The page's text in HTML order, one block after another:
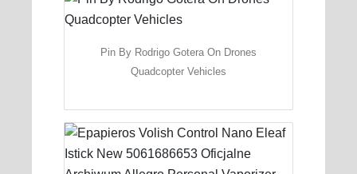
Pin By Rodrigo Gotera On Drones
Quadcopter Vehicles